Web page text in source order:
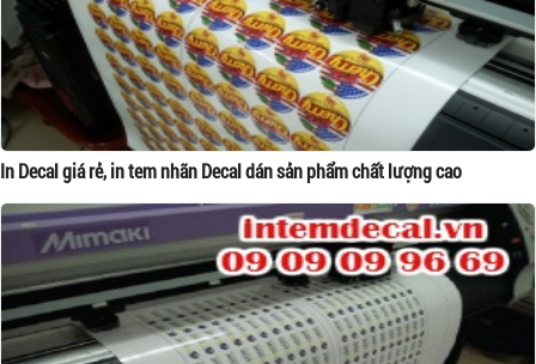
In Decal giá rẻ, in tem nhãn Decal dán sản phẩm chất lượng cao